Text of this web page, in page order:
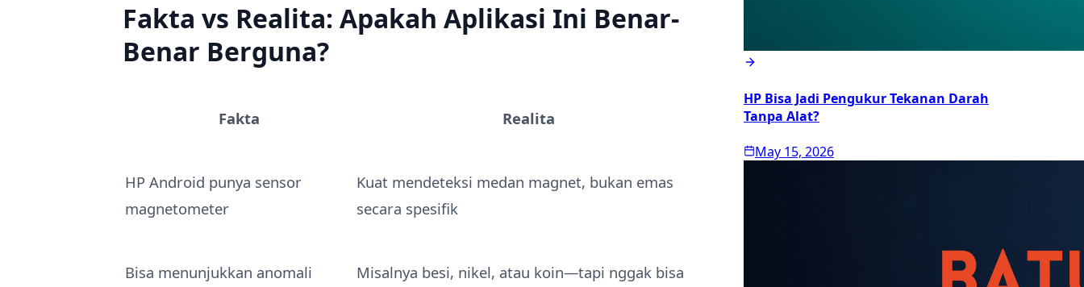
Fakta vs Realita: Apakah Aplikasi Ini Benar-
Benar Berguna?
Fakta Realita
HP Android punya sensor
magnetometer
Kuat mendeteksi medan magnet, bukan emas
secara spesifik
Bisa menunjukkan anomali
Misalnya besi, nikel, atau koin—tapi nggak bisa
HP Bisa Jadi Pengukur Tekanan Darah
Tanpa Alat?
May 15, 2026